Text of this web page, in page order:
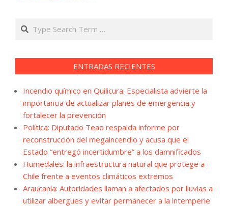
Search
ENTRADAS RECIENTES
Incendio químico en Quilicura: Especialista advierte la
importancia de actualizar planes de emergencia y
fortalecer la prevención
Política: Diputado Teao respalda informe por
reconstrucción del megaincendio y acusa que el
Estado “entregó incertidumbre” a los damnificados
Humedales: la infraestructura natural que protege a
Chile frente a eventos climáticos extremos
Araucanía: Autoridades llaman a afectados por lluvias a
utilizar albergues y evitar permanecer a la intemperie